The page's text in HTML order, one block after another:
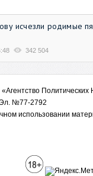
исчезли родимые
342 504
Политических
№77-2792
использовании